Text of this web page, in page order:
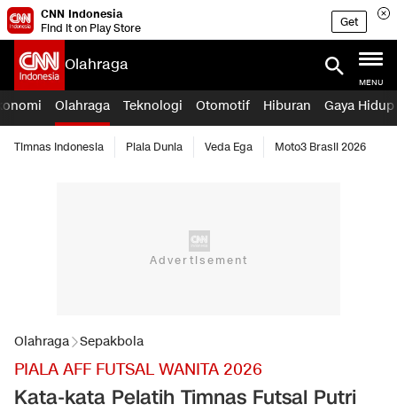
CNN Indonesia
Find it on Play Store
Get
Olahraga
MENU
Olahraga Teknologi Otomotif Hiburan Gaya Hidup
Timnas Indonesia Piala Dunia Veda Ega Moto3 Brasil 2026
Olahraga Sepakbola
PIALA AFF FUTSAL WANITA 2026
Kata-kata Pelatih Timnas Futsal Putri